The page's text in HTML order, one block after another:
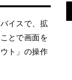
イスで、拡
とで画面を
ト」の操作